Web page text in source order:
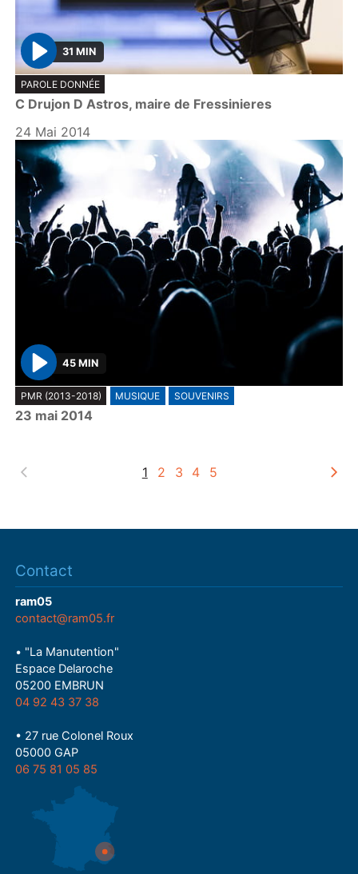
P
l
a
y
31 MIN
PAROLE DONNÉE
C Drujon D Astros, maire de Fressinieres
24 Mai 2014
P
l
a
45 MIN
PMR (2013-2018) MUSIQUE SOUVENIRS
23 mai 2014
1 2 3 4 5
Contact
ram05
contact@ram05.fr
• "La Manutention"
Espace Delaroche
05200 EMBRUN
04 92 43 37 38
• 27 rue Colonel Roux
05000 GAP
06 75 81 05 85